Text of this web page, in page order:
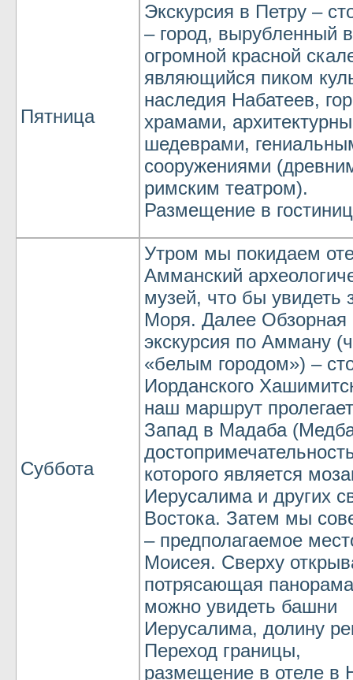
Пятница
Экскурсия в Петру –
– город, вырубленный в
огромной красной
являющийся пиком
наследия Набатеев,
храмами,
шедеврами,
сооружениями
римским театром).
Размещение в
Суббота
Утром мы покидаем
Амманский
музей, что бы увидеть
Моря. Далее Обзорная
экскурсия по Амману
«белым городом») –
Иорданского
наш маршрут
Запад в Мадаба
которого является
Иерусалима и других
Востока. Затем мы
– предполагаемое
Моисея. Сверху
потрясающая
можно увидеть башни
Иерусалима, долину
Переход границы,
размещение в отеле в